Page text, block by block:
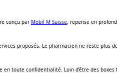
conçu par Mobil M Suisse, repense en
proposés. Le pharmacien ne reste
toute confidentialité. Loin d’être des